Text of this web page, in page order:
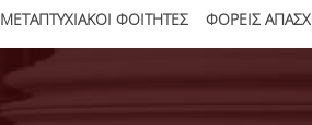
ΜΕΤΑΠΤΥΧΙΑΚΟΙ ΦΟΙΤΗΤΕΣ ΦΟΡΕΙΣ